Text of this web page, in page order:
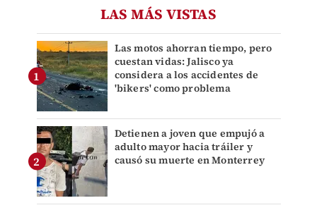
LAS MÁS VISTAS
Las motos ahorran tiempo, pero
cuestan vidas: Jalisco ya
considera a los accidentes de
'bikers' como problema
Detienen a joven que empujó a
adulto mayor hacia tráiler y
causó su muerte en Monterrey